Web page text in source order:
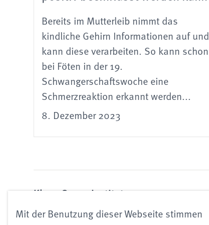
Mit der Benutzung dieser Webseite stimmen
Bereits im Mutterleib nimmt das
kindliche Gehirn Informationen auf und
kann diese verarbeiten. So kann schon
bei Föten in der 19.
Schwangerschaftswoche eine
Schmerzreaktion erkannt werden...
8. Dezember 2023
Klaus Grawe Institut
für Psychologische Therapie